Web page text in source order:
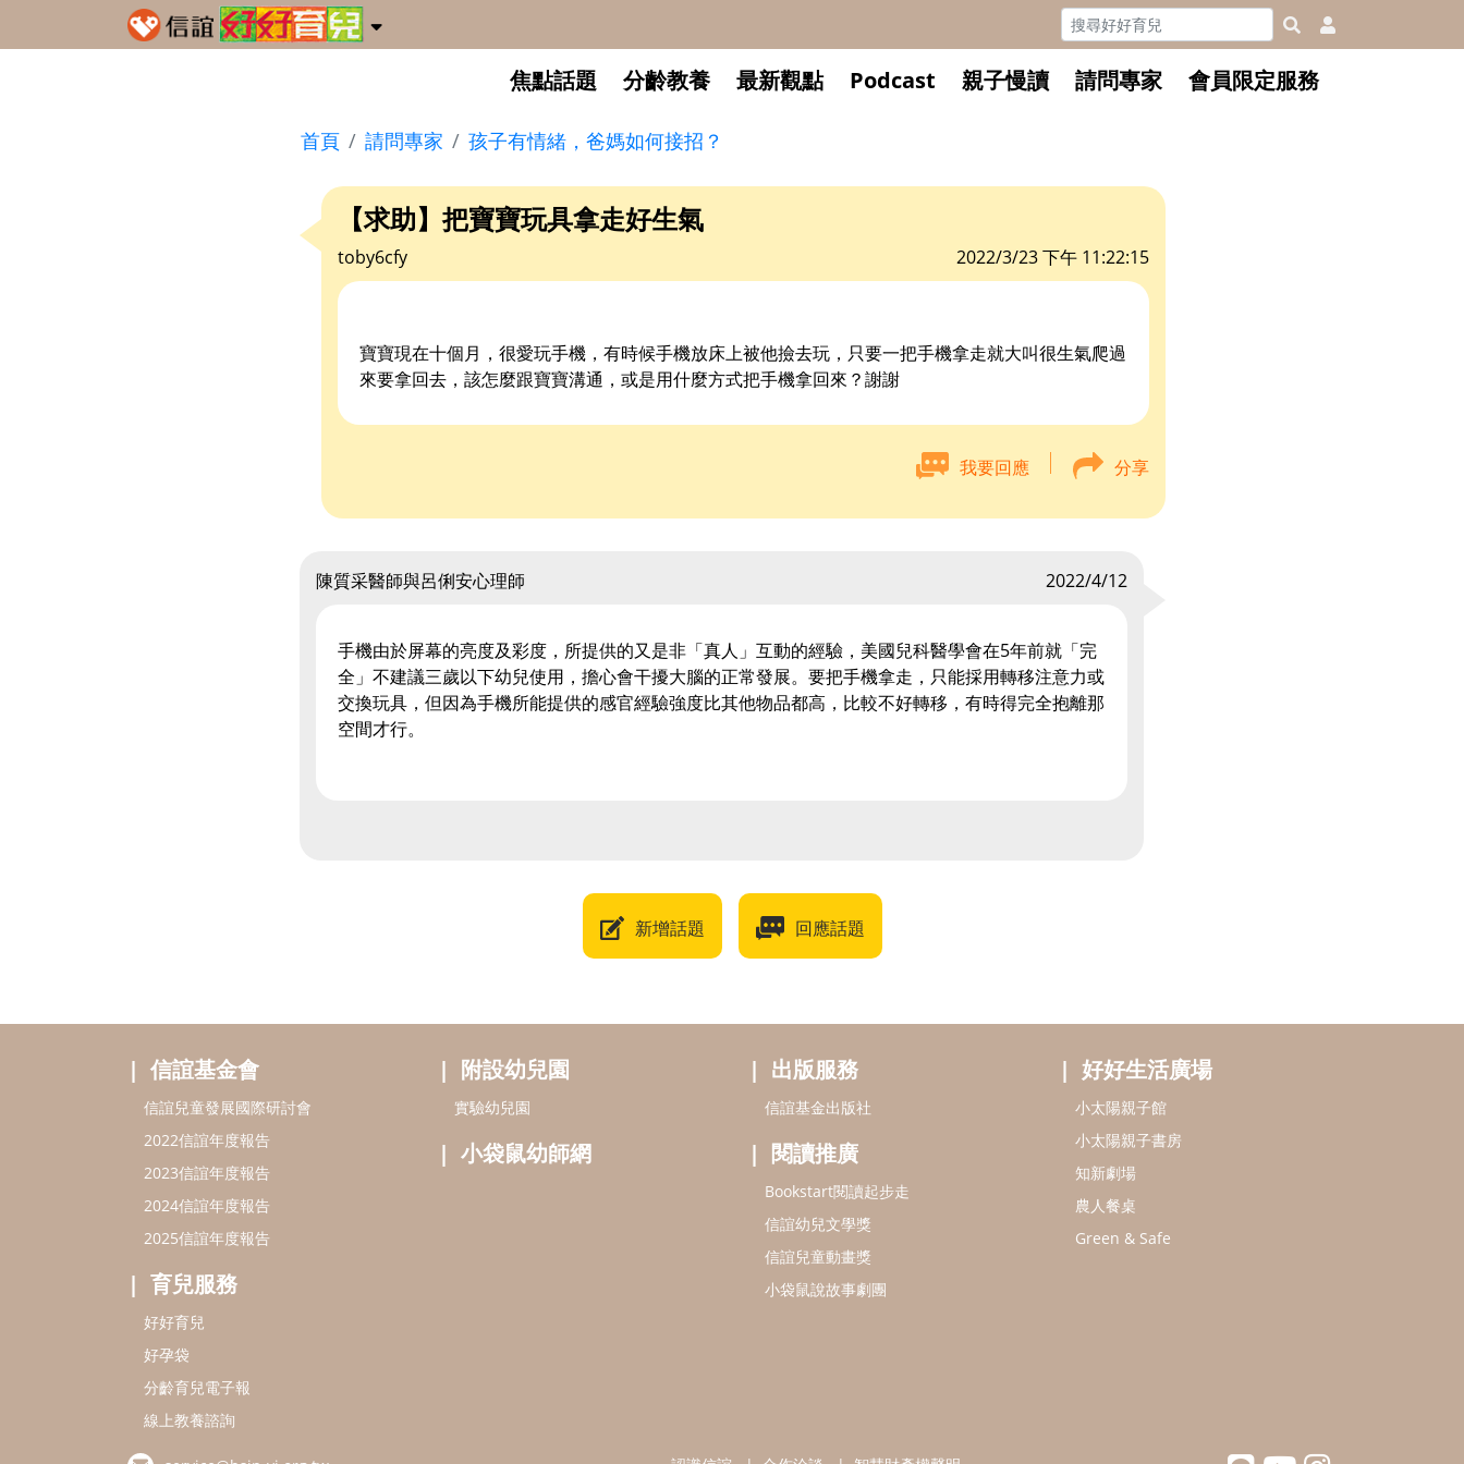
焦點話題 分齡教養 最新觀點 Podcast 親子慢讀 請問專家 會員限定服務
首頁 請問專家 孩子有情緒，爸媽如何接招？
【求助】把寶寶玩具拿走好生氣
toby6cfy 2022/3/23 下午 11:22:15
寶寶現在十個月，很愛玩手機，有時候手機放床上被他撿去玩，只要一把手機拿走就大叫很生氣爬過
來要拿回去，該怎麼跟寶寶溝通，或是用什麼方式把手機拿回來？謝謝
我要回應 分享
陳質采醫師與呂俐安心理師 2022/4/12
手機由於屏幕的亮度及彩度，所提供的又是非「真人」互動的經驗，美國兒科醫學會在5年前就「完
全」不建議三歲以下幼兒使用，擔心會干擾大腦的正常發展。要把手機拿走，只能採用轉移注意力或
交換玩具，但因為手機所能提供的感官經驗強度比其他物品都高，比較不好轉移，有時得完全抱離那
空間才行。
新增話題 回應話題
信誼基金會
信誼兒童發展國際研討會
2022信誼年度報告
2023信誼年度報告
2024信誼年度報告
2025信誼年度報告
育兒服務
好好育兒
好孕袋
分齡育兒電子報
線上教養諮詢
附設幼兒園
實驗幼兒園
小袋鼠幼師網
出版服務
信誼基金出版社
閱讀推廣
Bookstart閱讀起步走
信誼幼兒文學獎
信誼兒童動畫獎
小袋鼠說故事劇團
好好生活廣場
小太陽親子館
小太陽親子書房
知新劇場
農人餐桌
Green & Safe